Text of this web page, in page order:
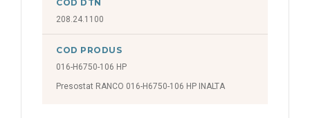
COD DTN
208.24.1100
COD PRODUS
016-H6750-106 HP
Presostat RANCO 016-H6750-106 HP INALTA